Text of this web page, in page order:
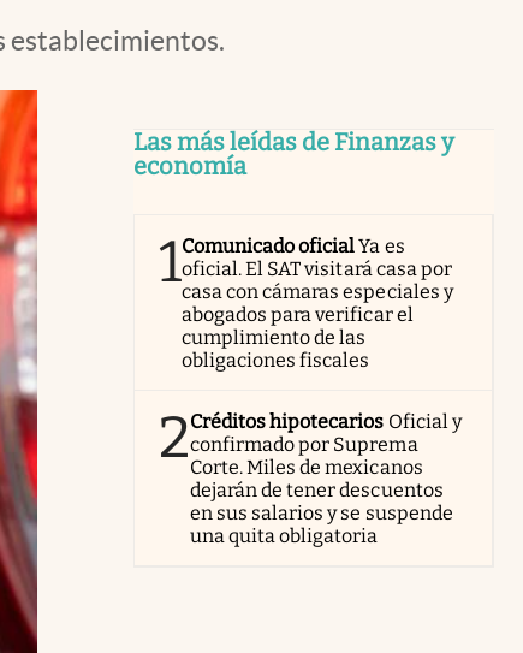
establecimientos.
Las más leídas de Finanzas y
economía
1Comunicado oficialYa es
oficial. El SAT visitará casa por
casa con cámaras especiales y
abogados para verificar el
cumplimiento de las
obligaciones fiscales
2Créditos hipotecarios Oficial y
confirmado por Suprema
Corte. Miles de mexicanos
dejarán de tener descuentos
en sus salarios y se suspende
una quita obligatoria